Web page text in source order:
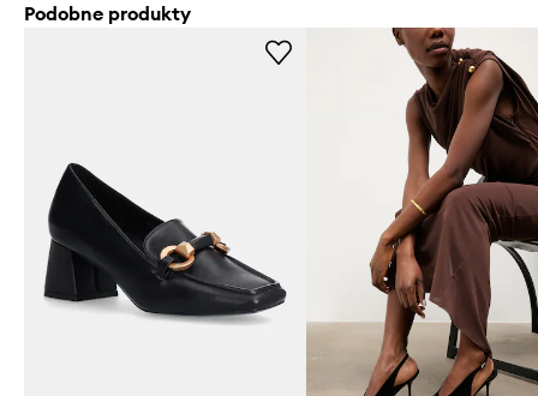
Podobne produkty